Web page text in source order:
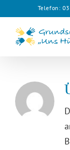
springen
Telefon: